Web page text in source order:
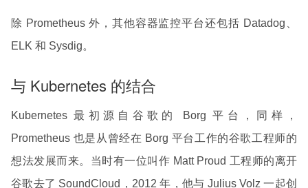
除 Prometheus 外，其他容器监控平台还包括 Datadog、
ELK 和 Sysdig。
与 Kubernetes 的结合
Kubernetes 最初源自谷歌的 Borg 平台，同样，
Prometheus 也是从曾经在 Borg 平台工作的谷歌工程师的
想法发展而来。当时有一位叫作 Matt Proud 工程师的离开
谷歌去了 SoundCloud，2012 年，他与 Julius Volz 一起创